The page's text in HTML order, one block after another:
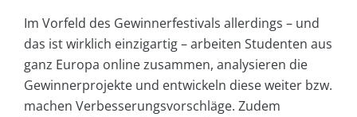
Im Vorfeld des Gewinnerfestivals allerdings – und
das ist wirklich einzigartig – arbeiten Studenten aus
ganz Europa online zusammen, analysieren die
Gewinnerprojekte und entwickeln diese weiter bzw.
machen Verbesserungsvorschläge. Zudem